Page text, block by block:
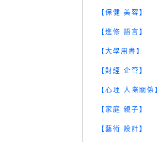
【保健 美容】
【進修 語言】
【大學用書】
【財經 企管】
【心理 人際關係】
【家庭 親子】
【藝術 設計】